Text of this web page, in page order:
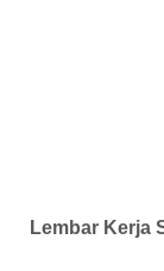
Lembar Kerja